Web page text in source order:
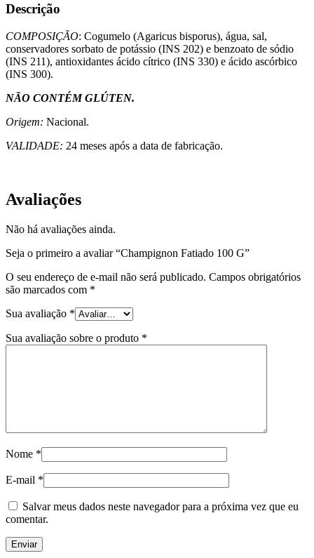
Descrição
COMPOSIÇÃO: Cogumelo (Agaricus bisporus), água, sal,
conservadores sorbato de potássio (INS 202) e benzoato de sódio
(INS 211), antioxidantes ácido cítrico (INS 330) e ácido ascórbico
(INS 300).
NÃO CONTÉM GLÚTEN.
Origem: Nacional.
VALIDADE: 24 meses após a data de fabricação.
Avaliações
Não há avaliações ainda.
Seja o primeiro a avaliar “Champignon Fatiado 100 G”
O seu endereço de e-mail não será publicado. Campos obrigatórios
são marcados com *
Sua avaliação *
Sua avaliação sobre o produto *
Nome *
E-mail *
Salvar meus dados neste navegador para a próxima vez que eu
comentar.